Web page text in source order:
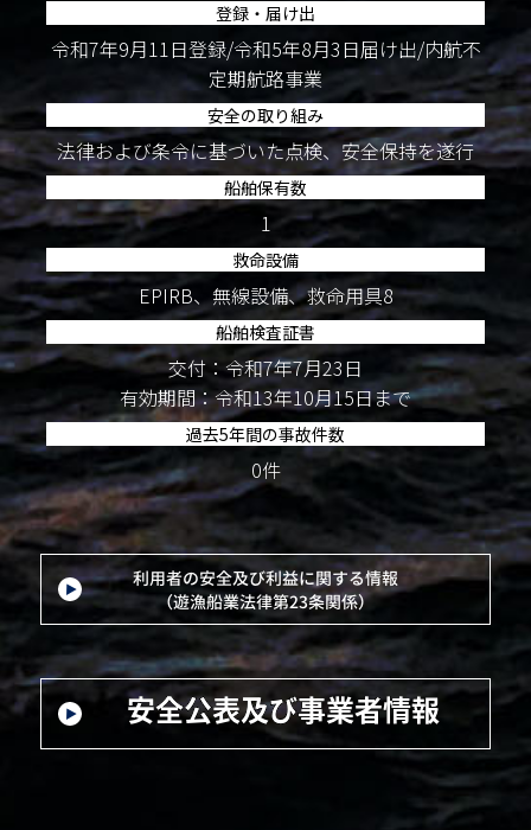
登録・届け出
令和7年9月11日登録/令和5年8月3日届け出/内航不
定期航路事業
安全の取り組み
法律および条令に基づいた点検、安全保持を遂行
船舶保有数
1
救命設備
EPIRB、無線設備、救命用具8
船舶検査証書
交付：令和7年7月23日
有効期間：令和13年10月15日まで
過去5年間の事故件数
0件